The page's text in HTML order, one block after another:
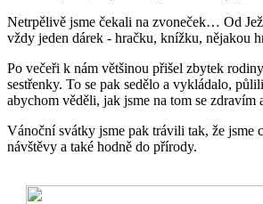
Netrpělivě jsme čekali na zvoneček… Od
vždy jeden dárek - hračku, knížku, nějakou
Po večeři k nám většinou přišel zbytek
sestřenky. To se pak sedělo a vykládalo,
abychom věděli, jak jsme na tom se zdravím
Vánoční svátky jsme pak trávili tak, že jsme
návštěvy a také hodně do přírody.